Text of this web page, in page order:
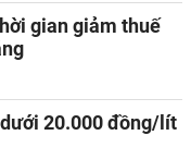
gian giảm thuế
20.000 đồng/lít